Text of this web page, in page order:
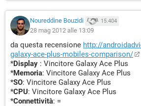
Noureddine Bouzidi 15.404
28 mag 2012 alle 13:09
da questa recensione http://
galaxy-ace-plus-mobiles-comparison/
*Display : Vincitore Galaxy Ace Plus
*Memoria: Vincitore Galaxy Ace Plus
*SO: Vincitore Galaxy Ace Plus
*CPU: Vincitore Galaxy Ace Plus
*Connettività: =